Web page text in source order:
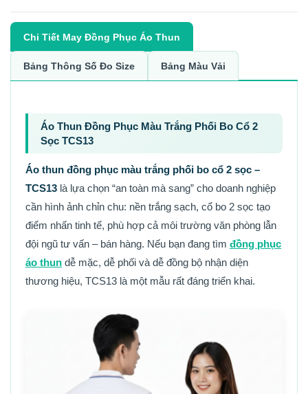
Chi Tiết May Đồng Phục Áo Thun
Bảng Thông Số Đo Size Bảng Màu Vải
Áo Thun Đồng Phục Màu Trắng Phối Bo Cổ 2
Sọc TCS13
Áo thun đồng phục màu trắng phối bo cổ 2 sọc –
TCS13 là lựa chọn “an toàn mà sang” cho doanh nghiệp
cần hình ảnh chỉn chu: nền trắng sạch, cổ bo 2 sọc tạo
điểm nhấn tinh tế, phù hợp cả môi trường văn phòng lẫn
đội ngũ tư vấn – bán hàng. Nếu bạn đang tìm đồng phục
áo thun dễ mặc, dễ phối và dễ đồng bộ nhận diện
thương hiệu, TCS13 là một mẫu rất đáng triển khai.